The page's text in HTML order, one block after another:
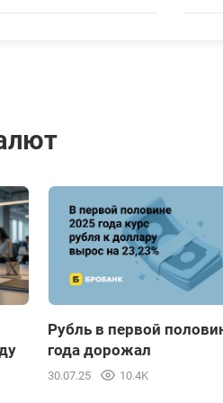
1000 KRW 57.9130
100 KZT 17.5765
Рубль в первой
года дорожал
30.07.25 10.4K